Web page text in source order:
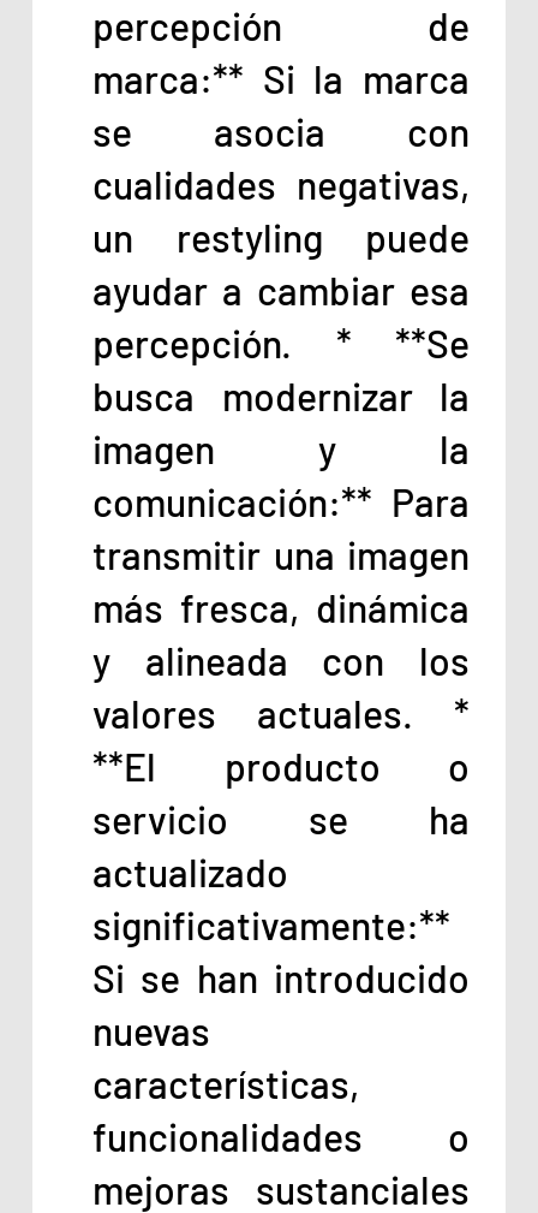
percepción de
marca:** Si la marca
se asocia con
cualidades negativas,
un restyling puede
ayudar a cambiar esa
percepción. * **Se
busca modernizar la
imagen y la
comunicación:** Para
transmitir una imagen
más fresca, dinámica
y alineada con los
valores actuales. *
**El producto o
servicio se ha
actualizado
significativamente:**
Si se han introducido
nuevas
características,
funcionalidades o
mejoras sustanciales